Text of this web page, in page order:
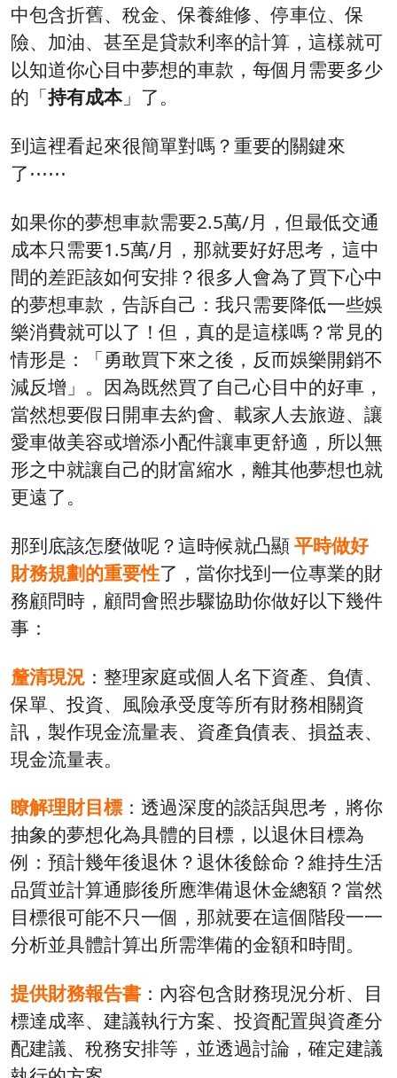
中包含折舊、稅金、保養維修、停車位、保
險、加油、甚至是貸款利率的計算，這樣就可
以知道你心目中夢想的車款，每個月需要多少
的「持有成本」了。
到這裡看起來很簡單對嗎？重要的關鍵來
了⋯⋯
如果你的夢想車款需要2.5萬/月，但最低交通
成本只需要1.5萬/月，那就要好好思考，這中
間的差距該如何安排？很多人會為了買下心中
的夢想車款，告訴自己：我只需要降低一些娛
樂消費就可以了！但，真的是這樣嗎？常見的
情形是：「勇敢買下來之後，反而娛樂開銷不
減反增」。因為既然買了自己心目中的好車，
當然想要假日開車去約會、載家人去旅遊、讓
愛車做美容或增添小配件讓車更舒適，所以無
形之中就讓自己的財富縮水，離其他夢想也就
更遠了。
那到底該怎麼做呢？這時候就凸顯平時做好
財務規劃的重要性了，當你找到一位專業的財
務顧問時，顧問會照步驟協助你做好以下幾件
事：
釐清現況 ：整理家庭或個人名下資產、負債、
保單、投資、風險承受度等所有財務相關資
訊，製作現金流量表、資產負債表、損益表、
現金流量表。
瞭解理財目標 ：透過深度的談話與思考，將你
抽象的夢想化為具體的目標，以退休目標為
例：預計幾年後退休？退休後餘命？維持生活
品質並計算通膨後所應準備退休金總額？當然
目標很可能不只一個，那就要在這個階段一一
分析並具體計算出所需準備的金額和時間。
提供財務報告書 ：內容包含財務現況分析、目
標達成率、建議執行方案、投資配置與資產分
配建議、稅務安排等，並透過討論，確定建議